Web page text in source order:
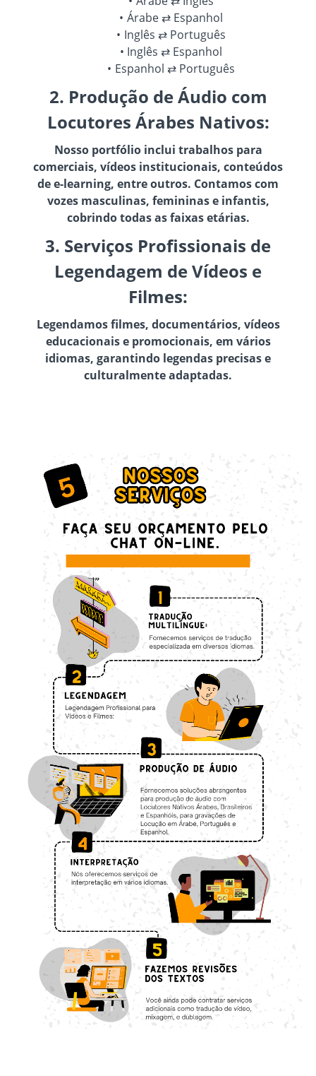
Árabe ⇄ Espanhol
Inglês ⇄ Português
Inglês ⇄ Espanhol
Espanhol ⇄ Português
2. Produção de Áudio com
Locutores Árabes Nativos:
Nosso portfólio inclui trabalhos para
comerciais, vídeos institucionais, conteúdos
de e-learning, entre outros. Contamos com
vozes masculinas, femininas e infantis,
cobrindo todas as faixas etárias.
3. Serviços Profissionais de
Legendagem de Vídeos e
Filmes:
Legendamos filmes, documentários, vídeos
educacionais e promocionais, em vários
idiomas, garantindo legendas precisas e
culturalmente adaptadas.